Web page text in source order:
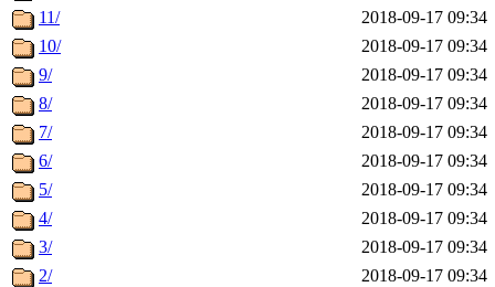
11/
2018-09-17 09:34
10/
2018-09-17 09:34
9/
2018-09-17 09:34
8/
2018-09-17 09:34
7/
2018-09-17 09:34
6/
2018-09-17 09:34
5/
2018-09-17 09:34
4/
2018-09-17 09:34
3/
2018-09-17 09:34
2/
2018-09-17 09:34